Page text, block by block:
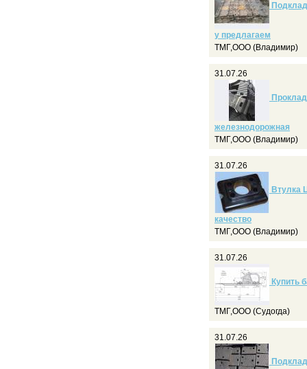
у предлагаем
ТМГ,ООО (Владимир)
31.07.26
железнодорожная
ТМГ,ООО (Владимир)
31.07.26
Втулка
качество
ТМГ,ООО (Владимир)
31.07.26
Купить
ТМГ,ООО (Судогда)
31.07.26